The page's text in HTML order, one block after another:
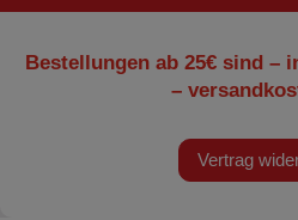
Bestellungen ab 25€ sind –
–
Vertrag